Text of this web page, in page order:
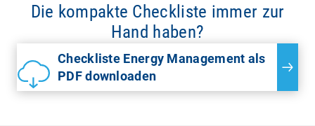
Die kompakte Checkliste immer zur
Hand haben?
Checkliste Energy Management als
PDF downloaden